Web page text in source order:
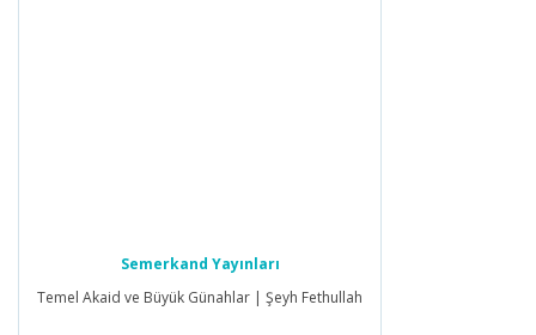
Semerkand Yayınları
Temel Akaid ve Büyük Günahlar | Şeyh Fethullah